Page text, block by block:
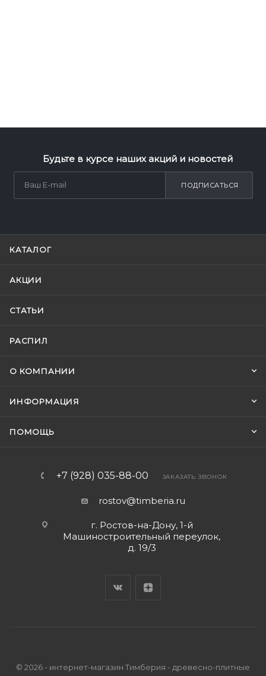
Будьте в курсе наших акций и новостей
ПОДПИСАТЬСЯ
КАТАЛОГ
АКЦИИ
СТАТЬИ
РАСПИЛ
О КОМПАНИИ
ИНФОРМАЦИЯ
ПОМОЩЬ
+7 (928) 035-88-00 ЗАКАЗАТЬ ЗВОНОК
rostov@timberia.ru
г. Ростов-на-Дону, 1-й
Машиностроительный переулок,
д. 19/3
© 2026 - интернет-магазин Тимберия - древесно-плитные